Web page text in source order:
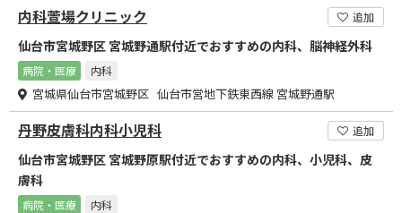
内科萱場クリニック 追加
仙台市宮城野区 宮城野通駅付近でおすすめの内科、脳神経外科
病院・医療 内科
宮城県仙台市宮城野区 仙台市営地下鉄東西線 宮城野通駅
丹野皮膚科内科小児科 追加
仙台市宮城野区 宮城野原駅付近でおすすめの内科、小児科、皮
膚科
病院・医療 内科